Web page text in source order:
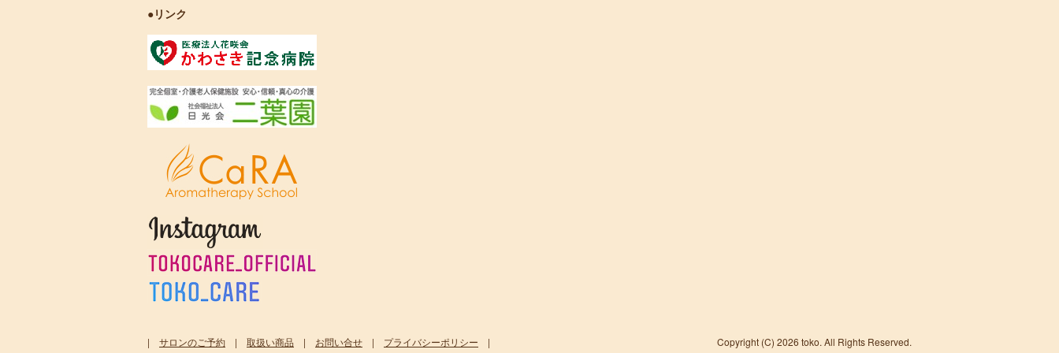
●リンク
| サロンのご予約 | 取扱い商品 | お問い合せ | プライバシーポリシー | Copyright (C) 2026 toko. All Rights Reserved.